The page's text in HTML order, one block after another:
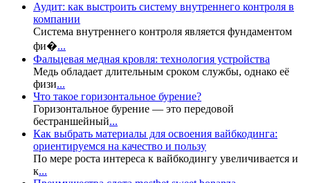
Аудит: как выстроить систему внутреннего контроля в
компании
Система внутреннего контроля является фундаментом
фи�...
Фальцевая медная кровля: технология устройства
Медь обладает длительным сроком службы, однако её
физи...
Что такое горизонтальное бурение?
Горизонтальное бурение — это передовой
бестраншейный...
Как выбрать материалы для освоения вайбкодинга:
ориентируемся на качество и пользу
По мере роста интереса к вайбкодингу увеличивается и
к...